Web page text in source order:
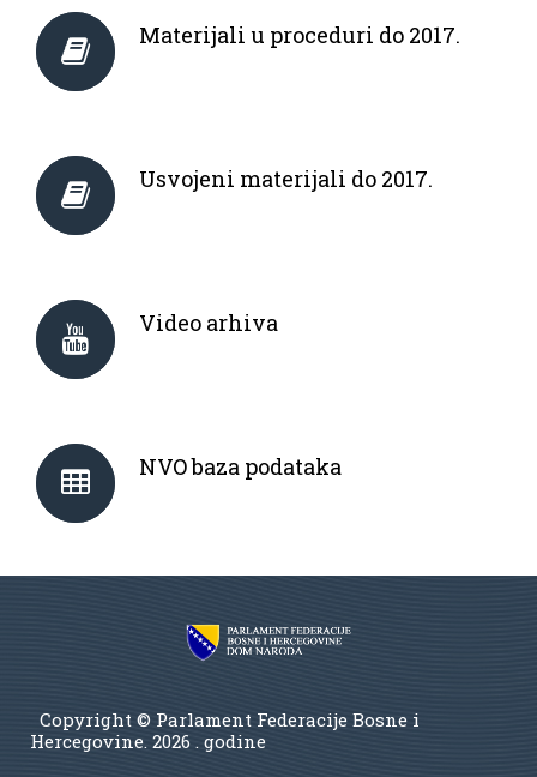
Materijali u proceduri do 2017.
Usvojeni materijali do 2017.
Video arhiva
NVO baza podataka
Copyright © Parlament Federacije Bosne i
Hercegovine. 2026 . godine